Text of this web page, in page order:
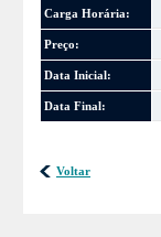
Carga Horária:
Preço:
Data Inicial:
Data Final:
Voltar